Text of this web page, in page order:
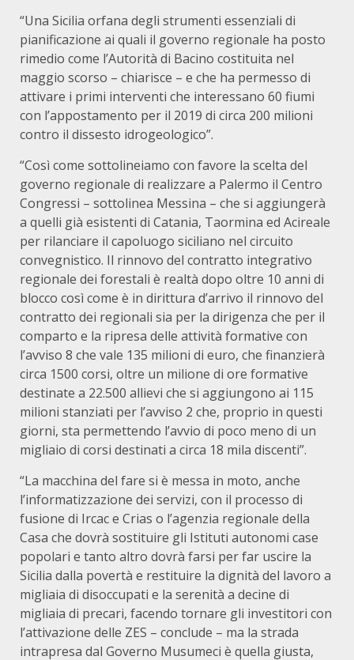
“Una Sicilia orfana degli strumenti essenziali di
pianificazione ai quali il governo regionale ha posto
rimedio come l’Autorità di Bacino costituita nel
maggio scorso – chiarisce – e che ha permesso di
attivare i primi interventi che interessano 60 fiumi
con l’appostamento per il 2019 di circa 200 milioni
contro il dissesto idrogeologico”.
“Così come sottolineiamo con favore la scelta del
governo regionale di realizzare a Palermo il Centro
Congressi – sottolinea Messina – che si aggiungerà
a quelli già esistenti di Catania, Taormina ed Acireale
per rilanciare il capoluogo siciliano nel circuito
convegnistico. Il rinnovo del contratto integrativo
regionale dei forestali è realtà dopo oltre 10 anni di
blocco così come è in dirittura d’arrivo il rinnovo del
contratto dei regionali sia per la dirigenza che per il
comparto e la ripresa delle attività formative con
l’avviso 8 che vale 135 milioni di euro, che finanzierà
circa 1500 corsi, oltre un milione di ore formative
destinate a 22.500 allievi che si aggiungono ai 115
milioni stanziati per l’avviso 2 che, proprio in questi
giorni, sta permettendo l’avvio di poco meno di un
migliaio di corsi destinati a circa 18 mila discenti”.
“La macchina del fare si è messa in moto, anche
l’informatizzazione dei servizi, con il processo di
fusione di Ircac e Crias o l’agenzia regionale della
Casa che dovrà sostituire gli Istituti autonomi case
popolari e tanto altro dovrà farsi per far uscire la
Sicilia dalla povertà e restituire la dignità del lavoro a
migliaia di disoccupati e la serenità a decine di
migliaia di precari, facendo tornare gli investitori con
l’attivazione delle ZES – conclude – ma la strada
intrapresa dal Governo Musumeci è quella giusta,